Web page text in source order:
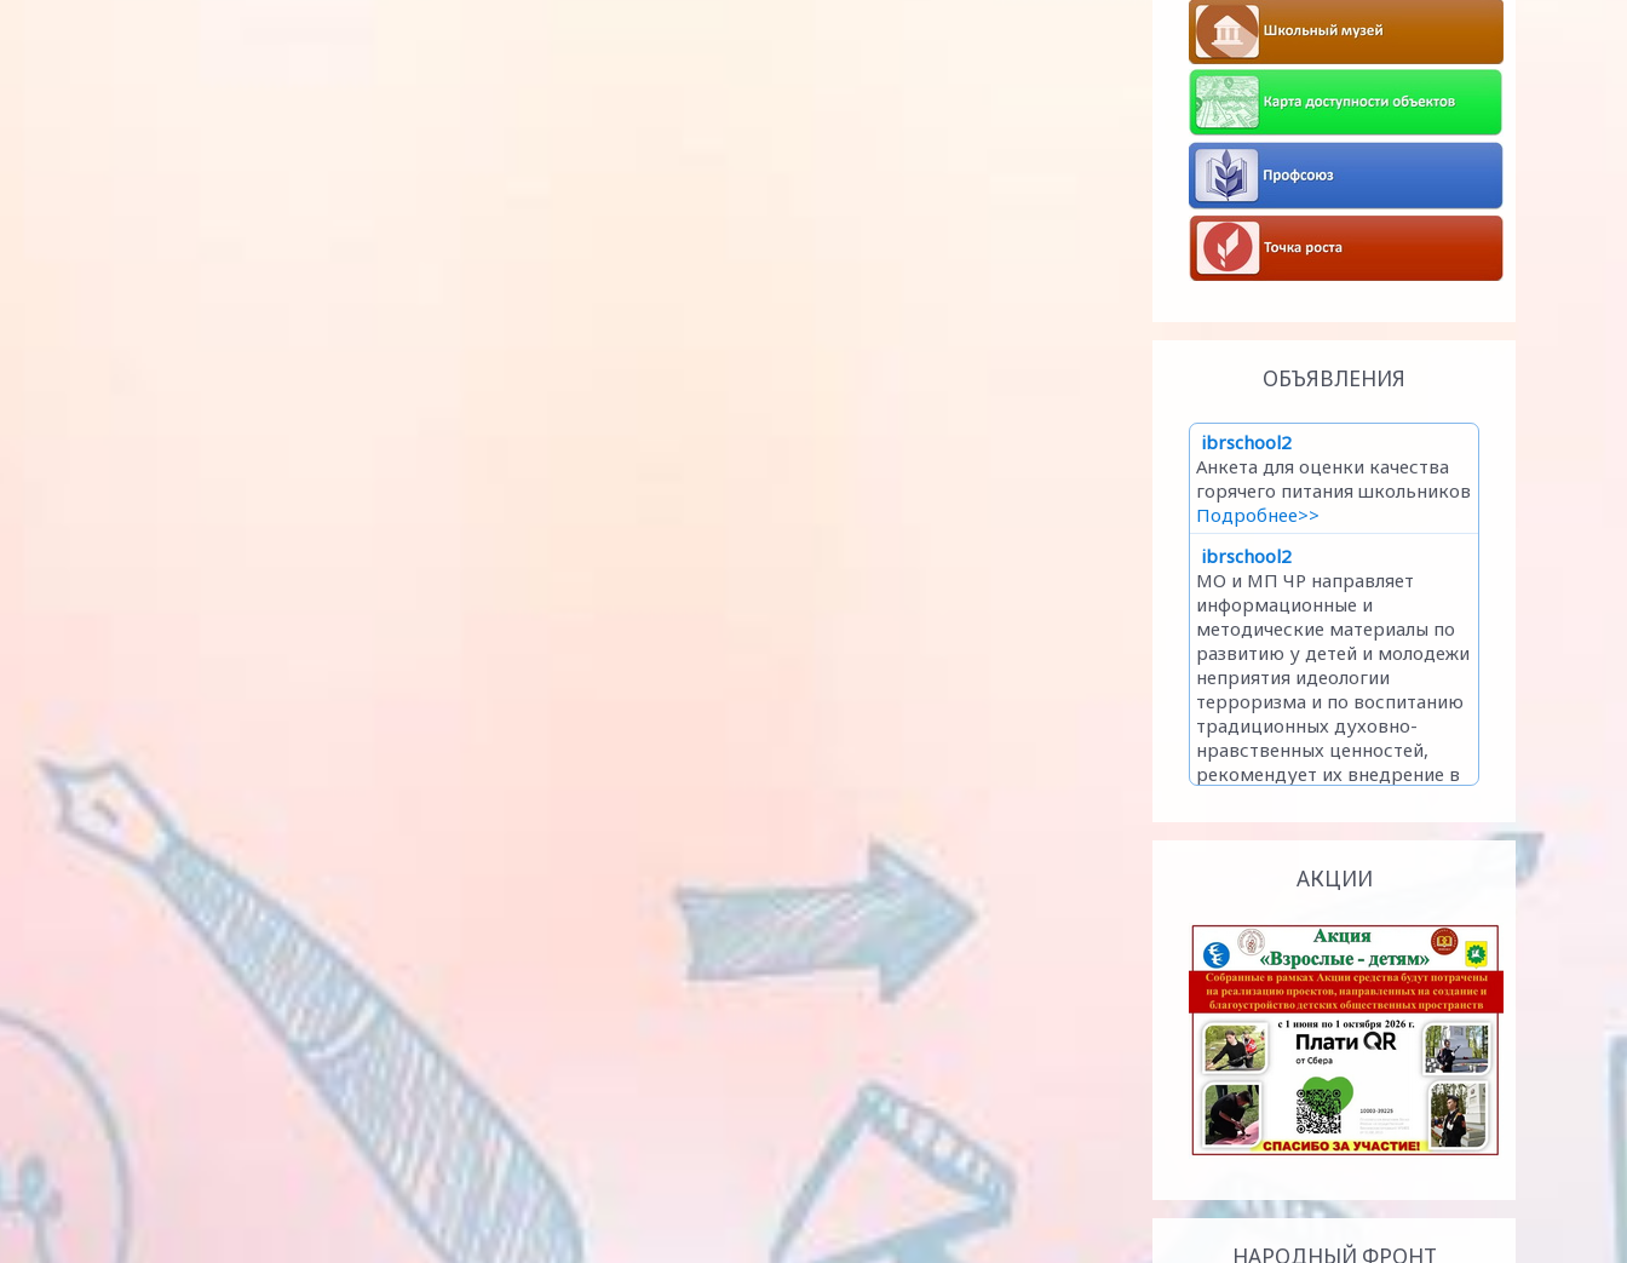
ОБЪЯВЛЕНИЯ
АКЦИИ
НАРОДНЫЙ ФРОНТ